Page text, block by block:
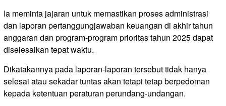
Ia meminta jajaran untuk memastikan proses administrasi
dan laporan pertanggungjawaban keuangan di akhir tahun
anggaran dan program-program prioritas tahun 2025 dapat
diselesaikan tepat waktu.
Dikatakannya pada laporan-laporan tersebut tidak hanya
selesai atau sekadar tuntas akan tetapi tetap berpedoman
kepada ketentuan peraturan perundang-undangan.